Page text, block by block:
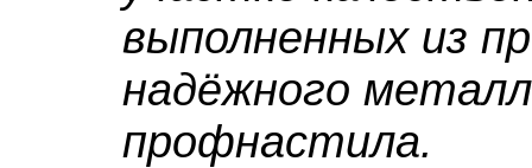
выполненных из
надёжного
профнастила.